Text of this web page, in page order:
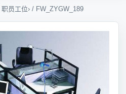
职员工位› / FW_ZYGW_189